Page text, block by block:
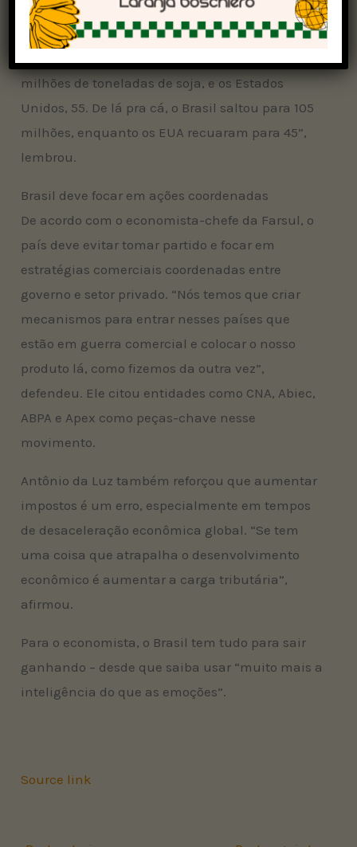
comércio internacional.
milhões de toneladas de soja, e os Estados
Unidos, 55. De lá pra cá, o Brasil saltou para 105
milhões, enquanto os EUA recuaram para 45”,
lembrou.
Brasil deve focar em ações coordenadas
De acordo com o economista-chefe da Farsul, o
país deve evitar tomar partido e focar em
estratégias comerciais coordenadas entre
governo e setor privado. “Nós temos que criar
mecanismos para entrar nesses países que
estão em guerra comercial e colocar o nosso
produto lá, como fizemos da outra vez”,
defendeu. Ele citou entidades como CNA, Abiec,
ABPA e Apex como peças-chave nesse
movimento.
Antônio da Luz também reforçou que aumentar
impostos é um erro, especialmente em tempos
de desaceleração econômica global. “Se tem
uma coisa que atrapalha o desenvolvimento
econômico é aumentar a carga tributária”,
afirmou.
Para o economista, o Brasil tem tudo para sair
ganhando – desde que saiba usar “muito mais a
inteligência do que as emoções”.
Source link